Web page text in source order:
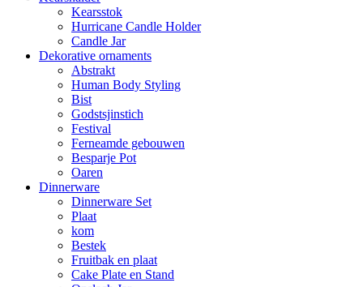
Kearsstok
Hurricane Candle Holder
Candle Jar
Dekorative ornaments
Abstrakt
Human Body Styling
Bist
Godstsjinstich
Festival
Ferneamde gebouwen
Besparje Pot
Oaren
Dinnerware
Dinnerware Set
Plaat
kom
Bestek
Fruitbak en plaat
Cake Plate en Stand